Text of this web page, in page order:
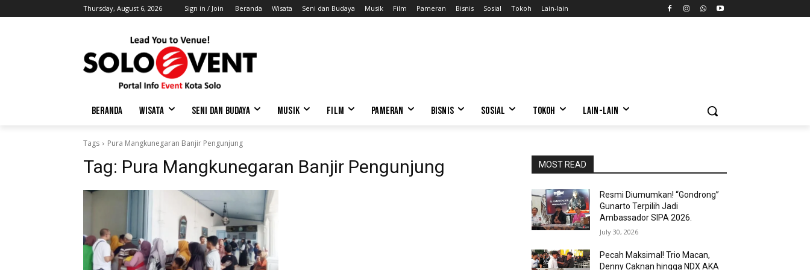
Thursday, August 6, 2026 Sign in / Join Beranda Wisata Seni dan Budaya Musik Film Pameran Bisnis Sosial Tokoh Lain-lain
BERANDA WISATA SENI DAN BUDAYA MUSIK FILM PAMERAN BISNIS SOSIAL TOKOH LAIN-LAIN
Tags Pura Mangkunegaran Banjir Pengunjung
Tag: Pura Mangkunegaran Banjir Pengunjung MOST READ
Resmi Diumumkan! “Gondrong”
Gunarto Terpilih Jadi
Ambassador SIPA 2026.
July 30, 2026
Pecah Maksimal! Trio Macan,
Denny Caknan hingga NDX AKA